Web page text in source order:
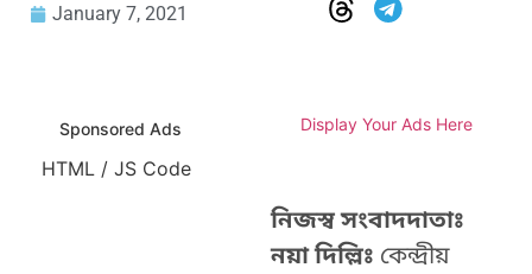
January 7, 2021
Sponsored Ads Display Your Ads Here
HTML / JS Code
নিজস্ব সংবাদদাতাঃ
নয়া দিল্লিঃ কেন্দ্রীয়